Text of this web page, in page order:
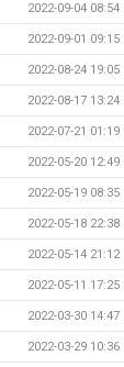
2022-09-04 08:54
2022-09-01 09:15
2022-08-24 19:05
2022-08-17 13:24
2022-07-21 01:19
2022-05-20 12:49
2022-05-19 08:35
2022-05-18 22:38
2022-05-14 21:12
2022-05-11 17:25
2022-03-30 14:47
2022-03-29 10:36